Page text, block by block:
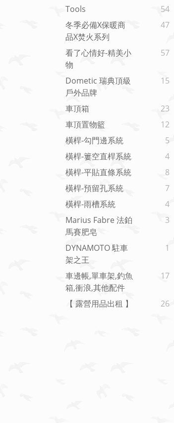
Tools
54
冬季必備x保暖商
品x焚火系列
47
看了心情好-精美小
物
57
Dometic 瑞典頂級
戶外品牌
15
車頂箱
23
車頂置物籃
12
橫桿-勾門邊系統
5
橫桿-簍空直桿系統
4
橫桿-平貼直條系統
8
橫桿-預留孔系統
7
橫桿-雨槽系統
4
Marius Fabre 法鉑
馬賽肥皂
3
DYNAMOTO 駐車
架之王
1
車邊帳,單車架,釣魚
箱,衝浪,其他配件
17
【 露營用品出租 】 26